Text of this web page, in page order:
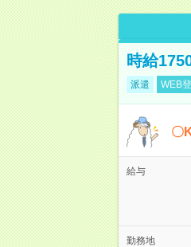
時給
派遣 WEB
〇
給与
勤務地